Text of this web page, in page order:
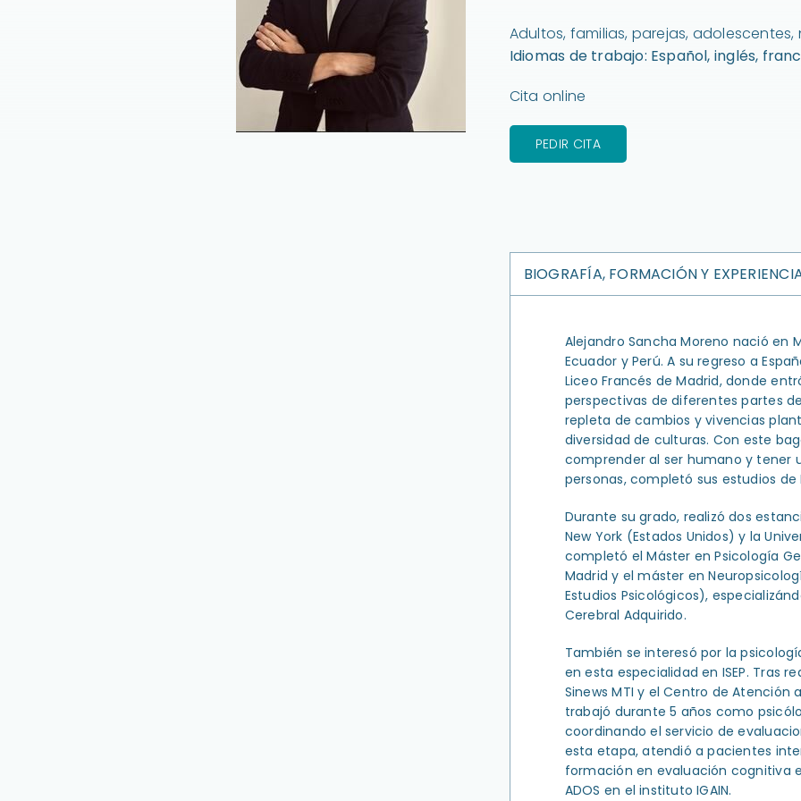
Adultos, familias, parejas, adolescentes,
Idiomas de trabajo: Español, inglés,
Cita online
PEDIR CITA
BIOGRAFÍA, FORMACIÓN Y
Alejandro Sancha Moreno nació en
Ecuador y Perú. A su regreso a
Liceo Francés de Madrid, donde
perspectivas de diferentes partes
repleta de cambios y vivencias
diversidad de culturas. Con este
comprender al ser humano y tener
personas, completó sus estudios de
Durante su grado, realizó dos
New York (Estados Unidos) y la
completó el Máster en Psicología
Madrid y el máster en
Estudios Psicológicos),
Cerebral Adquirido.
También se interesó por la
en esta especialidad en ISEP. Tras
Sinews MTI y el Centro de Atención
trabajó durante 5 años como
coordinando el servicio de
esta etapa, atendió a pacientes
formación en evaluación cognitiva
ADOS en el instituto IGAIN.